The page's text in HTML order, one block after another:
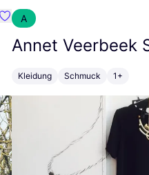
Favorit SEC Surf Every
A
Annet Veerbeek
Kleidung Schmuck 1+